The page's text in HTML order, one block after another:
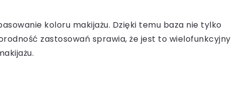
koloru makijażu. Dzięki temu baza nie tylko
zastosowań sprawia, że jest to wielofunkcyjny